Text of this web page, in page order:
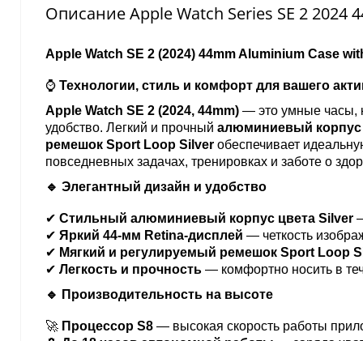
Описание Apple Watch Series SE 2 2024
Apple Watch SE 2 (2024) 44mm Aluminium Case
⌚ Технологии, стиль и комфорт для вашего
Apple Watch SE 2 (2024, 44mm) — это умные часы,
удобство. Легкий и прочный алюминиевый корпус
ремешок Sport Loop Silver обеспечивает
повседневных задачах, тренировках и заботе о
🔹 Элегантный дизайн и удобство
✔ Стильный алюминиевый корпус цвета Silver
✔ Яркий 44-мм Retina-дисплей — четкость
✔ Мягкий и регулируемый ремешок Sport Loop
✔ Легкость и прочность — комфортно носить в
🔹 Производительность на высоте
🚀 Процессор S8 — высокая скорость работы